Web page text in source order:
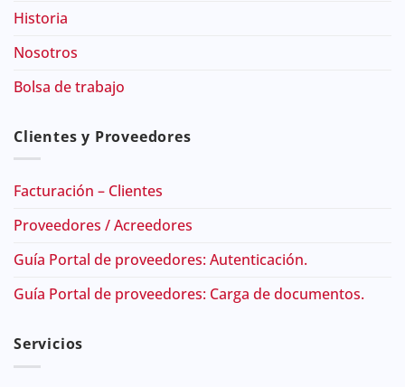
Historia
Nosotros
Bolsa de trabajo
Clientes y Proveedores
Facturación – Clientes
Proveedores / Acreedores
Guía Portal de proveedores: Autenticación.
Guía Portal de proveedores: Carga de documentos.
Servicios